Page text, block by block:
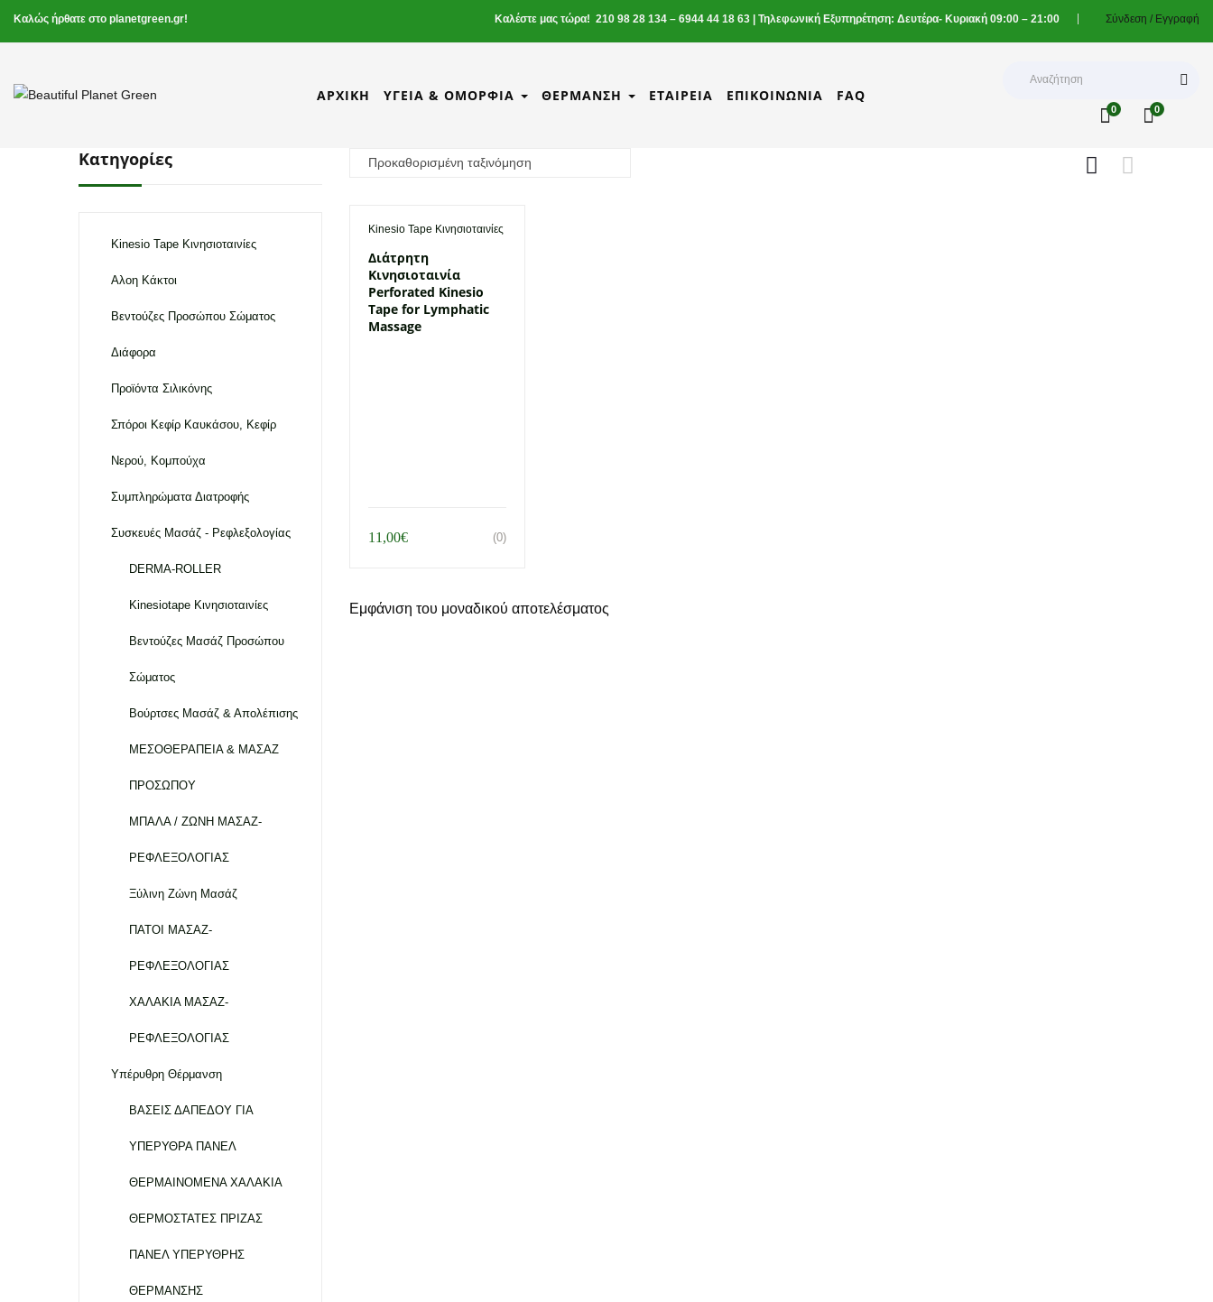
Καλώς ήρθατε στο planetgreen.gr! Σύνδεση / Εγγραφή
Καλέστε μας τώρα! 210 98 28 134 – 6944 44 18 63 | Τηλεφωνική Εξυπηρέτηση: Δευτέρα- Κυριακή 09:00 – 21:00
ΑΡΧΙΚΉ ΥΓΕΊΑ & ΟΜΟΡΦΙΆ ΘΈΡΜΑΝΣΗ ΕΤΑΙΡΕΊΑ ΕΠΙΚΟΙΝΩΝΊΑ FAQ
0
0
Κατηγορίες
Kinesio Tape Κινησιοταινίες
Αλοη Κάκτοι
Βεντούζες Προσώπου Σώματος
Διάφορα
Προϊόντα Σιλικόνης
Σπόροι Κεφίρ Καυκάσου, Κεφίρ
Νερού, Κομπούχα
Συμπληρώματα Διατροφής
Συσκευές Μασάζ - Ρεφλεξολογίας
DERMA-ROLLER
Kinesiotape Κινησιοταινίες
Βεντούζες Μασάζ Προσώπου
Σώματος
Βούρτσες Μασάζ & Απολέπισης
ΜΕΣΟΘΕΡΑΠΕΙΑ & ΜΑΣΑΖ
ΠΡΟΣΩΠΟΥ
ΜΠΑΛΑ / ΖΩΝΗ ΜΑΣΑΖ-
ΡΕΦΛΕΞΟΛΟΓΙΑΣ
Ξύλινη Ζώνη Μασάζ
ΠΑΤΟΙ ΜΑΣΑΖ-
ΡΕΦΛΕΞΟΛΟΓΙΑΣ
ΧΑΛΑΚΙΑ ΜΑΣΑΖ-
ΡΕΦΛΕΞΟΛΟΓΙΑΣ
Υπέρυθρη Θέρμανση
ΒΑΣΕΙΣ ΔΑΠΕΔΟΥ ΓΙΑ
ΥΠΕΡΥΘΡΑ ΠΑΝΕΛ
ΘΕΡΜΑΙΝΟΜΕΝΑ ΧΑΛΑΚΙΑ
ΘΕΡΜΟΣΤΑΤΕΣ ΠΡΙΖΑΣ
ΠΑΝΕΛ ΥΠΕΡΥΘΡΗΣ
ΘΕΡΜΑΝΣΗΣ
Kinesio Tape Κινησιοταινίες
Διάτρητη
Κινησιοταινία
Perforated Kinesio
Tape for Lymphatic
Massage
11,00€ (0)
Εμφάνιση του μοναδικού αποτελέσματος